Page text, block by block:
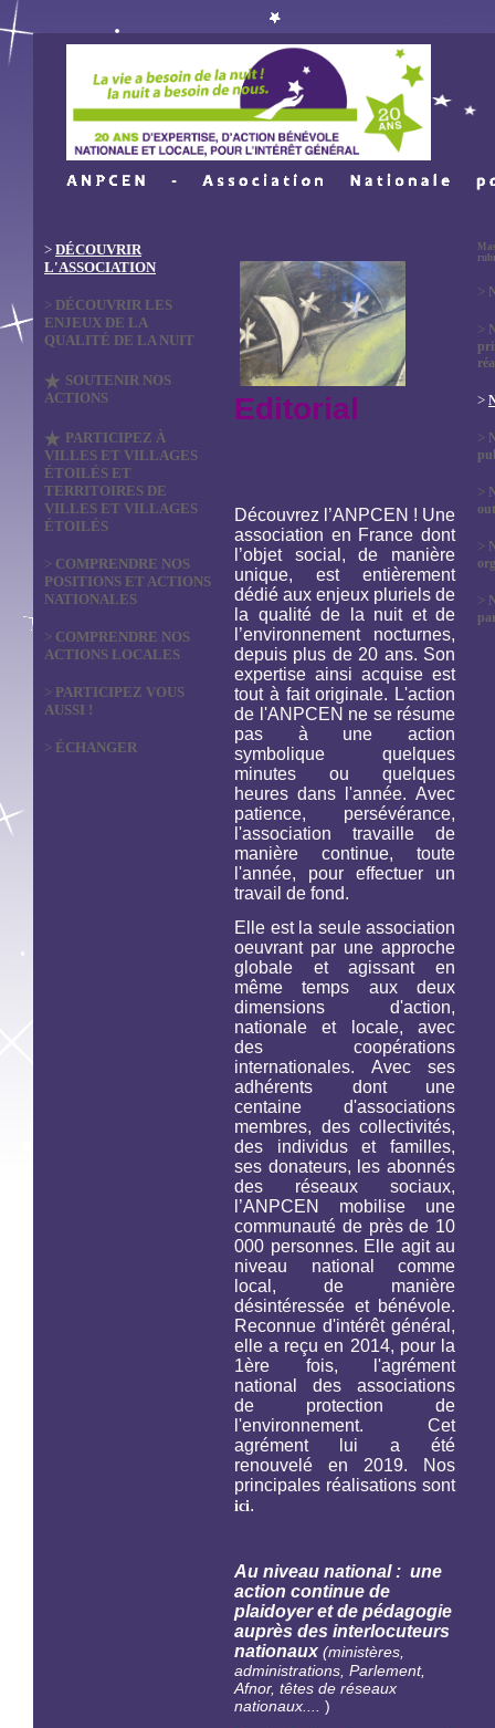
> DÉCOUVRIR
L'ASSOCIATION
> DÉCOUVRIR LES
ENJEUX DE LA
QUALITÉ DE LA NUIT
SOUTENIR NOS
ACTIONS
PARTICIPEZ À
VILLES ET VILLAGES
ÉTOILÉS ET
TERRITOIRES DE
VILLES ET VILLAGES
ÉTOILÉS
> COMPRENDRE NOS
POSITIONS ET ACTIONS
NATIONALES
> COMPRENDRE NOS
ACTIONS LOCALES
> PARTICIPEZ VOUS
AUSSI !
> ÉCHANGER
Editorial
Découvrez l’ANPCEN ! Une
association en France dont
l’objet social, de manière
unique, est entièrement
dédié aux enjeux pluriels de
la qualité de la nuit et de
l’environnement nocturnes,
depuis plus de 20 ans. Son
expertise ainsi acquise est
tout à fait originale. L'action
de l'ANPCEN ne se résume
pas à une action
symbolique quelques
minutes ou quelques
heures dans l'année. Avec
patience, persévérance,
l'association travaille de
manière continue, toute
l'année, pour effectuer un
travail de fond.
Elle est la seule association
oeuvrant par une approche
globale et agissant en
même temps aux deux
dimensions d'action,
nationale et locale, avec
des coopérations
internationales. Avec ses
adhérents dont une
centaine d'associations
membres, des collectivités,
des individus et familles,
ses donateurs, les abonnés
des réseaux sociaux,
l’ANPCEN mobilise une
communauté de près de 10
000 personnes. Elle agit au
niveau national comme
local, de manière
désintéressée et bénévole.
Reconnue d'intérêt général,
elle a reçu en 2014, pour la
1ère fois, l'agrément
national des associations
de protection de
l'environnement. Cet
agrément lui a été
renouvelé en 2019. Nos
principales réalisations sont
ici.
Au niveau national : une
action continue de
plaidoyer et de pédagogie
auprès des interlocuteurs
nationaux (ministères,
administrations, Parlement,
Afnor, têtes de réseaux
nationaux....
)
>
>
>
>
>
>
>